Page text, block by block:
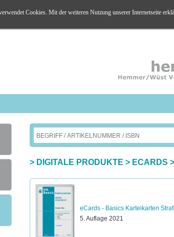
> DIGITALE PRODUKTE > ECARDS >
eCards - Basics Karteikarten
5. Auflage 2021
Cookies. Mit der weiteren Nutzung unserer Internetseite